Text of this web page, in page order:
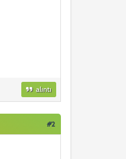
alıntı
#2